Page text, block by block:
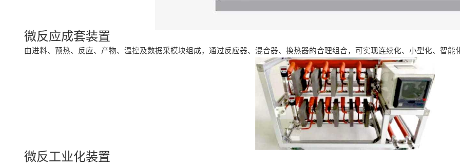
微反应成套装置
由进料、预热、反应、产物、温控及数据采模块组成，通过反应器、混合器、换热器的合理组合，可实现连续化、小型化、智能
微反工业化装置